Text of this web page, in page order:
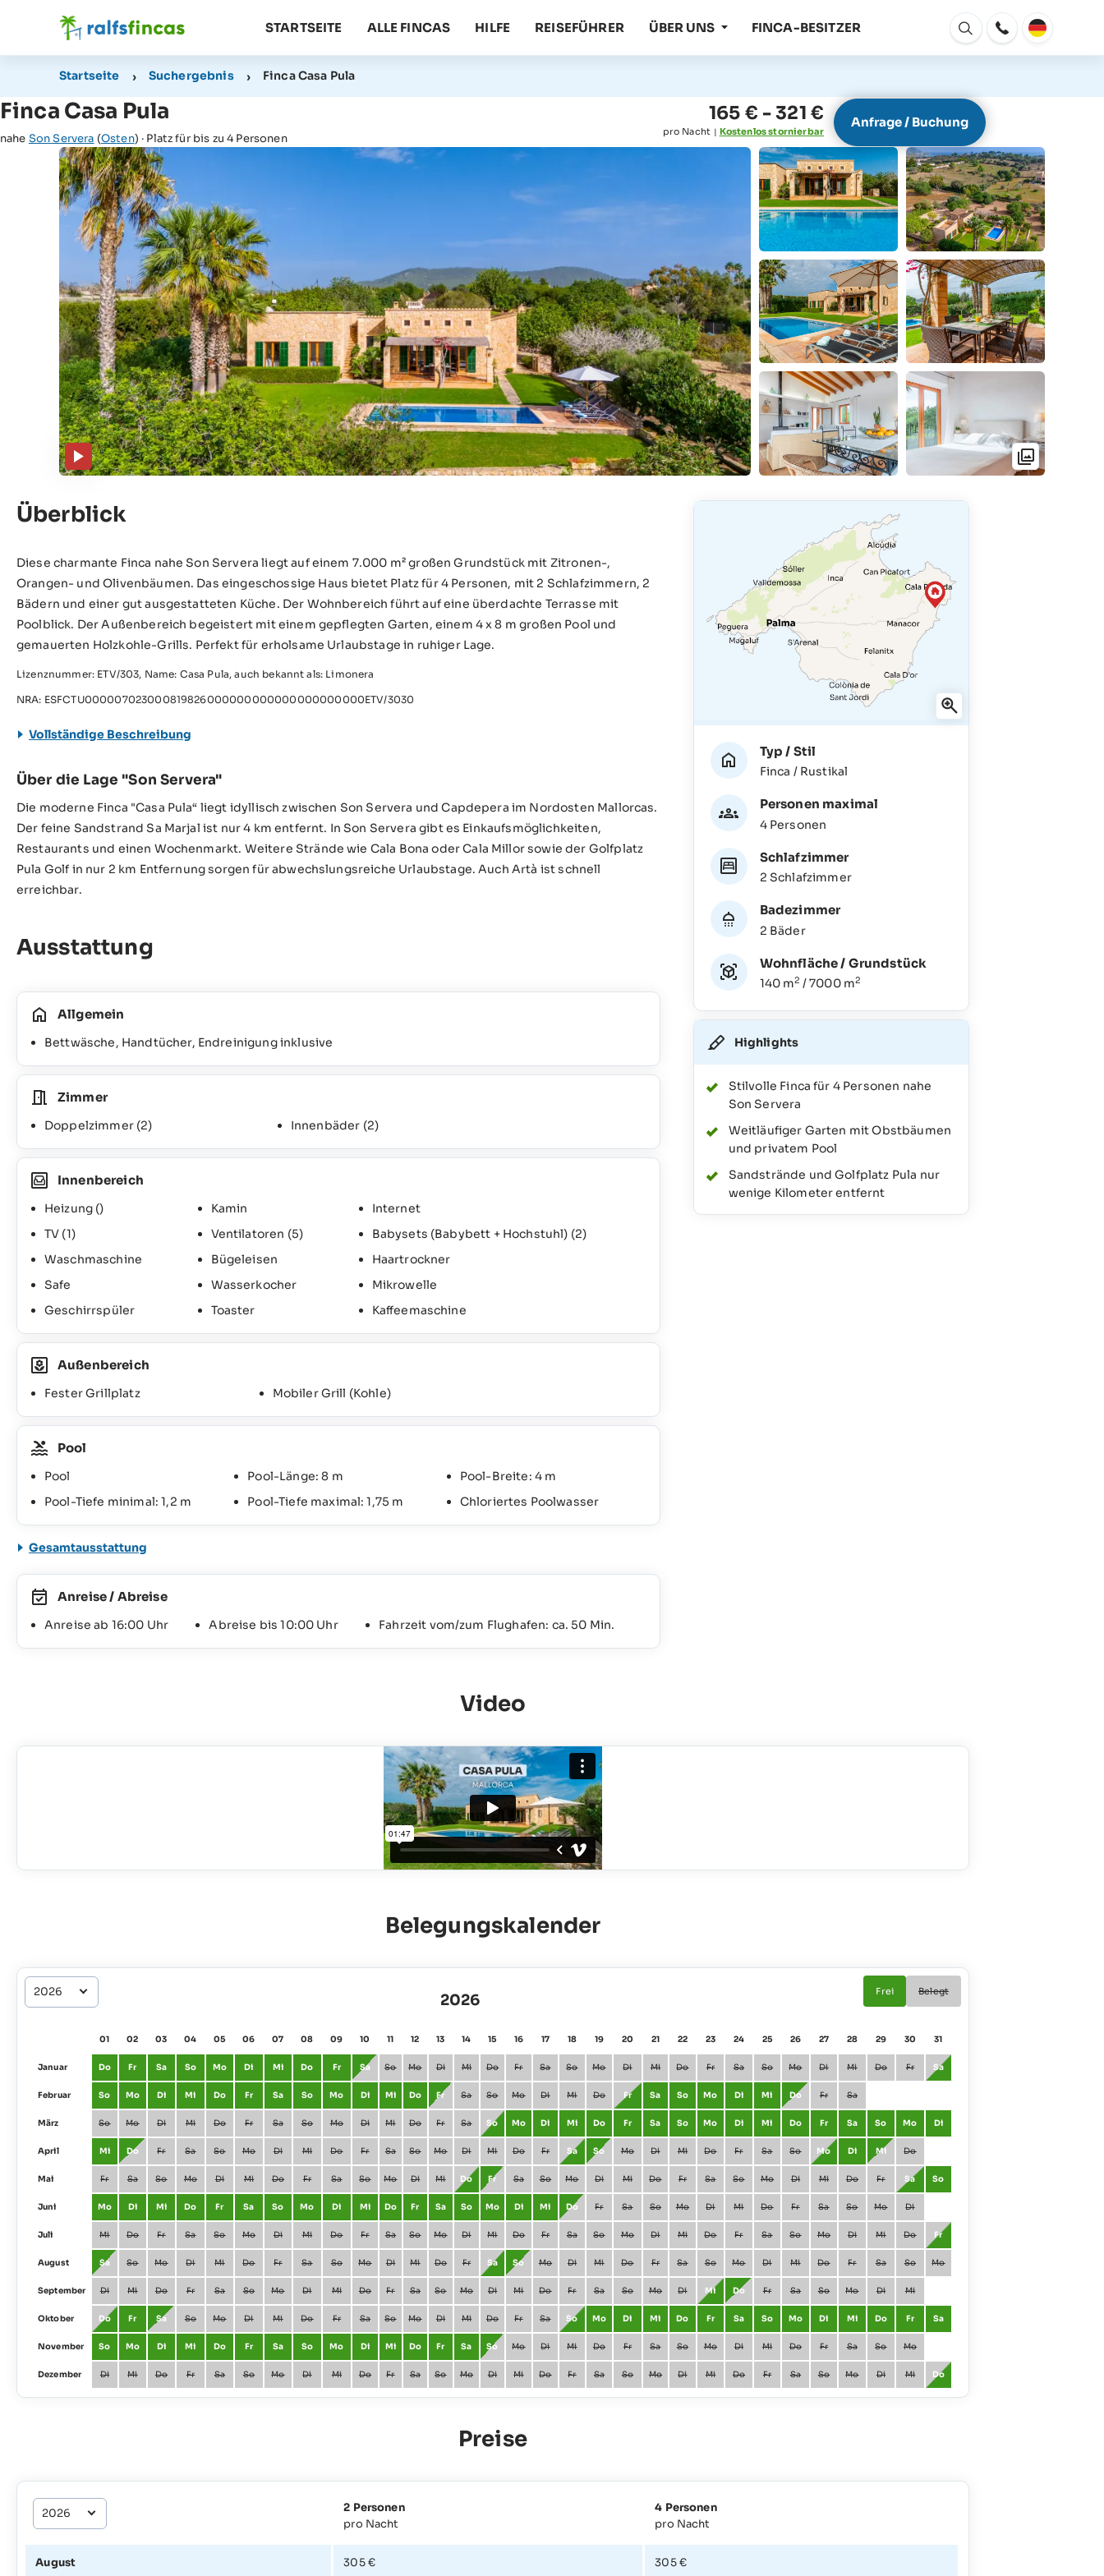
STARTSEITE ALLE FINCAS HILFE REISEFÜHRER ÜBER UNS FINCA-BESITZER
Fenster
Öffnen
Startseite Suchergebnis Finca Casa Pula
Finca Casa Pula
nahe Son Servera (Osten) · Platz für bis zu 4 Personen
165 € - 321 €
pro Nacht | Kostenlos stornierbar
Anfrage / Buchung
Überblick
Diese charmante Finca nahe Son Servera liegt auf einem 7.000 m² großen Grundstück mit Zitronen-,
Orangen- und Olivenbäumen. Das eingeschossige Haus bietet Platz für 4 Personen, mit 2 Schlafzimmern, 2
Bädern und einer gut ausgestatteten Küche. Der Wohnbereich führt auf eine überdachte Terrasse mit
Poolblick. Der Außenbereich begeistert mit einem gepflegten Garten, einem 4 x 8 m großen Pool und
gemauerten Holzkohle-Grills. Perfekt für erholsame Urlaubstage in ruhiger Lage.
Lizenznummer: ETV/303, Name: Casa Pula, auch bekannt als: Limonera
NRA: ESFCTU000007023000819826000000000000000000000ETV/3030
Vollständige Beschreibung
Über die Lage "Son Servera"
Die moderne Finca "Casa Pula“ liegt idyllisch zwischen Son Servera und Capdepera im Nordosten Mallorcas.
Der feine Sandstrand Sa Marjal ist nur 4 km entfernt. In Son Servera gibt es Einkaufsmöglichkeiten,
Restaurants und einen Wochenmarkt. Weitere Strände wie Cala Bona oder Cala Millor sowie der Golfplatz
Pula Golf in nur 2 km Entfernung sorgen für abwechslungsreiche Urlaubstage. Auch Artà ist schnell
erreichbar.
Typ / Stil
Finca / Rustikal
Personen maximal
4 Personen
Schlafzimmer
2 Schlafzimmer
Badezimmer
2 Bäder
Wohnfläche / Grundstück
140 m2 / 7000 m2
Highlights
Stilvolle Finca für 4 Personen nahe
Son Servera
Weitläufiger Garten mit Obstbäumen
und privatem Pool
Sandstrände und Golfplatz Pula nur
wenige Kilometer entfernt
Ausstattung
Allgemein
Bettwäsche, Handtücher, Endreinigung inklusive
Zimmer
Doppelzimmer (2) Innenbäder (2)
Innenbereich
Heizung () Kamin
Internet
TV (1) Ventilatoren (5) Babysets (Babybett + Hochstuhl) (2)
Waschmaschine
Bügeleisen
Haartrockner
Safe
Wasserkocher
Mikrowelle
Geschirrspüler
Toaster Kaffeemaschine
Außenbereich
Fester Grillplatz Mobiler Grill (Kohle)
Pool
Pool Pool-Länge: 8 m
Pool-Breite: 4 m
Pool-Tiefe minimal: 1,2 m
Pool-Tiefe maximal: 1,75 m Chloriertes Poolwasser
Gesamtausstattung
Anreise / Abreise
Anreise ab 16:00 Uhr Abreise bis 10:00 Uhr Fahrzeit vom/zum Flughafen: ca. 50 Min.
Video
Belegungskalender
Frei Belegt
2026
01 02 03 04 05 06 07 08 09 10 11 12 13 14 15 16 17 18 19 20 21 22 23 24 25 26 27 28 29 30 31
Januar Do Fr Sa So Mo Di Mi Do Fr Sa So Mo Di Mi Do Fr Sa So Mo Di Mi Do Fr Sa So Mo Di Mi Do Fr Sa
Februar So Mo Di Mi Do Fr Sa So Mo Di Mi Do Fr Sa So Mo Di Mi Do Fr Sa So Mo Di Mi Do Fr Sa
März So Mo Di Mi Do Fr Sa So Mo Di Mi Do Fr Sa So Mo Di Mi Do Fr Sa So Mo Di Mi Do Fr Sa So Mo Di
April Mi Do Fr Sa So Mo Di Mi Do Fr Sa So Mo Di Mi Do Fr Sa So Mo Di Mi Do Fr Sa So Mo Di Mi Do
Mai Fr Sa So Mo Di Mi Do Fr Sa So Mo Di Mi Do Fr Sa So Mo Di Mi Do Fr Sa So Mo Di Mi Do Fr Sa So
Juni Mo Di Mi Do Fr Sa So Mo Di Mi Do Fr Sa So Mo Di Mi Do Fr Sa So Mo Di Mi Do Fr Sa So Mo Di
Juli Mi Do Fr Sa So Mo Di Mi Do Fr Sa So Mo Di Mi Do Fr Sa So Mo Di Mi Do Fr Sa So Mo Di Mi Do Fr
August Sa So Mo Di Mi Do Fr Sa So Mo Di Mi Do Fr Sa So Mo Di Mi Do Fr Sa So Mo Di Mi Do Fr Sa So Mo
September Di Mi Do Fr Sa So Mo Di Mi Do Fr Sa So Mo Di Mi Do Fr Sa So Mo Di Mi Do Fr Sa So Mo Di Mi
Oktober Do Fr Sa So Mo Di Mi Do Fr Sa So Mo Di Mi Do Fr Sa So Mo Di Mi Do Fr Sa So Mo Di Mi Do Fr Sa
November So Mo Di Mi Do Fr Sa So Mo Di Mi Do Fr Sa So Mo Di Mi Do Fr Sa So Mo Di Mi Do Fr Sa So Mo
Dezember Di Mi Do Fr Sa So Mo Di Mi Do Fr Sa So Mo Di Mi Do Fr Sa So Mo Di Mi Do Fr Sa So Mo Di Mi Do
Preise
2 Personen
pro Nacht
4 Personen
pro Nacht
August 305 € 305 €